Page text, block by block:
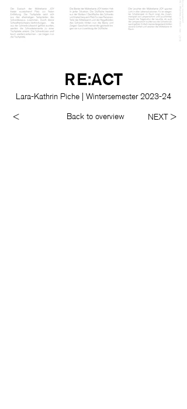
RE:ACT
Lara-Kathrin Piche | Wintersemester 2023-24
< Back to overview NEXT >